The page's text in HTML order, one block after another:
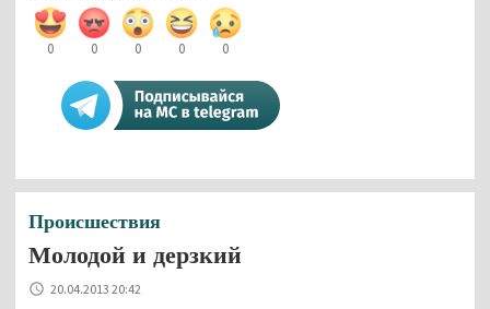
0 0 0 0 0
Происшествия
Молодой и дерзкий
20.04.2013 20:42